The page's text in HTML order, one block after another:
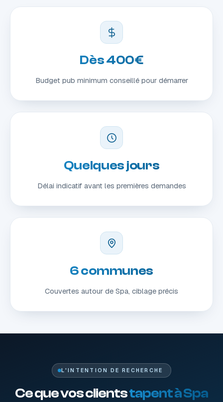
Dès 400€
Budget pub minimum conseillé pour démarrer
Quelques jours
Délai indicatif avant les premières demandes
6 communes
Couvertes autour de Spa, ciblage précis
L'INTENTION DE RECHERCHE
Ce que vos clientstapent à Spa